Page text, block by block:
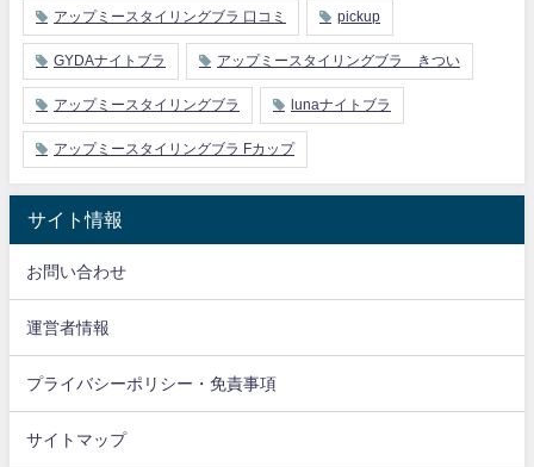
アップミースタイリングブラ 口コミ pickup
GYDAナイトブラ アップミースタイリングブラ きつい
アップミースタイリングブラ lunaナイトブラ
アップミースタイリングブラ Fカップ
サイト情報
お問い合わせ
運営者情報
プライバシーポリシー・免責事項
サイトマップ